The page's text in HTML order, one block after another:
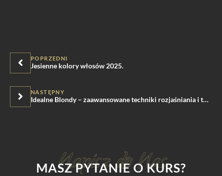
POPRZEDNI
Jesienne kolory włosów 2025.
NASTĘPNY
Idealne Blondy – zaawansowane techniki rozjaśniania i tonowania
MASZ PYTANIE O KURS?